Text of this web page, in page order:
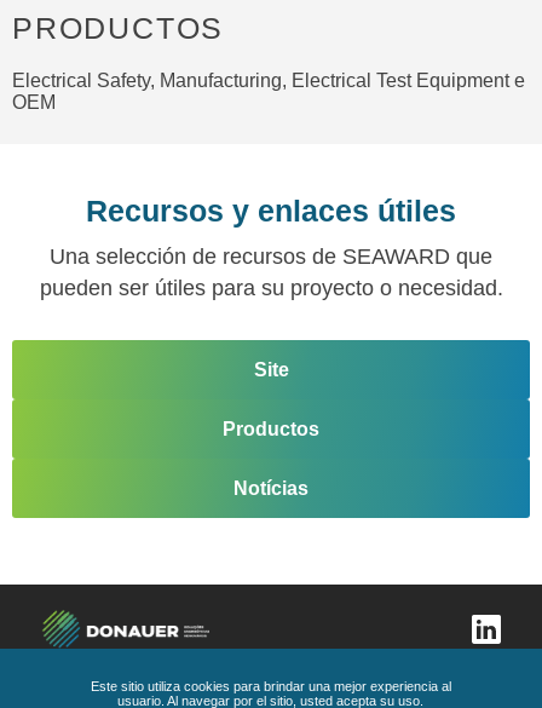
PRODUCTOS
Electrical Safety, Manufacturing, Electrical Test Equipment e
OEM
Recursos y enlaces útiles
Una selección de recursos de SEAWARD que
pueden ser útiles para su proyecto o necesidad.
Site
Productos
Notícias
Este sitio utiliza cookies para brindar una mejor experiencia al
usuario. Al navegar por el sitio, usted acepta su uso.